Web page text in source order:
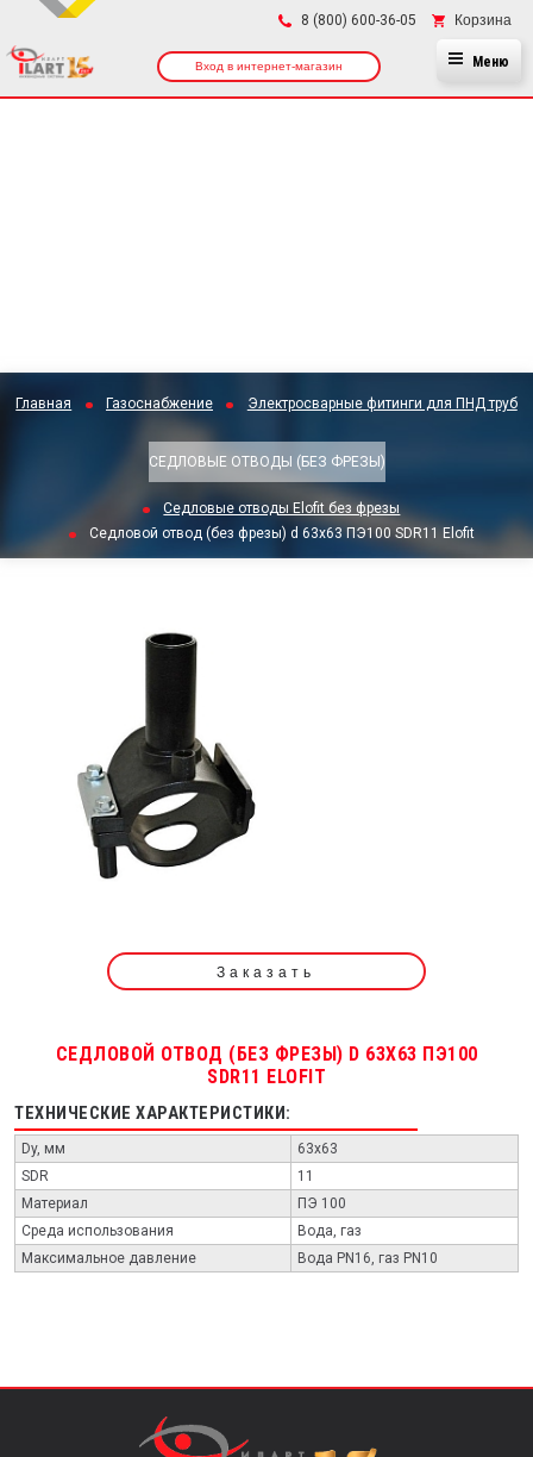
8 (800) 600-36-05 Корзина
Вход в интернет-магазин Меню
Главная Газоснабжение Электросварные фитинги для ПНД труб
СЕДЛОВЫЕ ОТВОДЫ (БЕЗ ФРЕЗЫ)
Седловые отводы Elofit без фрезы
Седловой отвод (без фрезы) d 63х63 ПЭ100 SDR11 Elofit
Заказать
СЕДЛОВОЙ ОТВОД (БЕЗ ФРЕЗЫ) D 63Х63 ПЭ100
SDR11 ELOFIT
ТЕХНИЧЕСКИЕ ХАРАКТЕРИСТИКИ:
Dy, мм
63x63
SDR
11
Материал
ПЭ 100
Среда использования
Вода, газ
Максимальное давление
Вода PN16, газ PN10
×